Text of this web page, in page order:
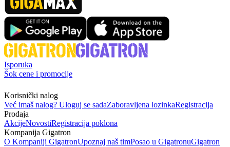
Isporuka
Šok cene i promocije
Korisnički nalog
Već imaš nalog? Uloguj se sadaZaboravljena lozinkaRegistracija
Prodaja
AkcijeNovostiRegistracija poklona
Kompanija Gigatron
O Kompaniji GigatronUpoznaj naš timPosao u GigatronuGigatron